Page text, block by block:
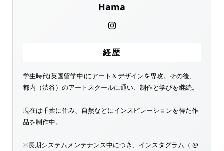
Hama
経歴
学生時代(英国留学中)にアート＆デザインを専攻。その後、
都内（渋谷）のアートスクールに通い、制作と学びを継続。
現在は千葉に住み、自然などにインスピレーションを得た作
品を制作中。
※長期システムメンテナンス中につき、インスタグラム（ @